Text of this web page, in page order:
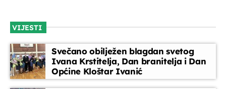
VIJESTI
Svečano obilježen blagdan svetog
Ivana Krstitelja, Dan branitelja i Dan
Općine Kloštar Ivanić